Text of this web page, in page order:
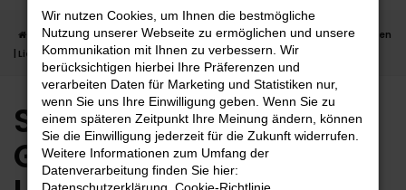
Startseite Horb Seat Seat Ateca
Seat Ateca Gebrauchtwagen
| Lieferservice nach Horb
Seat Ateca
Gebrauchtwagen |
Wir nutzen Cookies, um Ihnen die bestmögliche
Nutzung unserer Webseite zu ermöglichen und unsere
Kommunikation mit Ihnen zu verbessern. Wir
berücksichtigen hierbei Ihre Präferenzen und
verarbeiten Daten für Marketing und Statistiken nur,
wenn Sie uns Ihre Einwilligung geben. Wenn Sie zu
einem späteren Zeitpunkt Ihre Meinung ändern, können
Sie die Einwilligung jederzeit für die Zukunft widerrufen.
Weitere Informationen zum Umfang der
Datenverarbeitung finden Sie hier: